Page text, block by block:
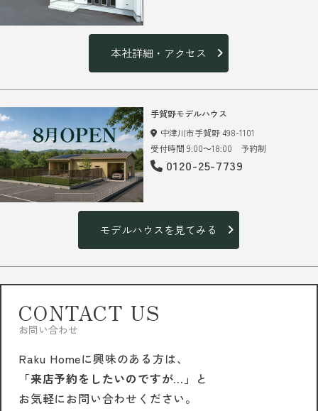
本社詳細・アクセス
手賀野モデルハウス
中津川市手賀野 498-1101
受付時間 9:00～18:00 予約制
0120-25-7739
モデルハウスを見てみる
CONTACT US
お問い合わせ
Raku Homeに興味のある方は、
「来店予約をしたいのですが…」 と
お気軽にお問い合わせください。